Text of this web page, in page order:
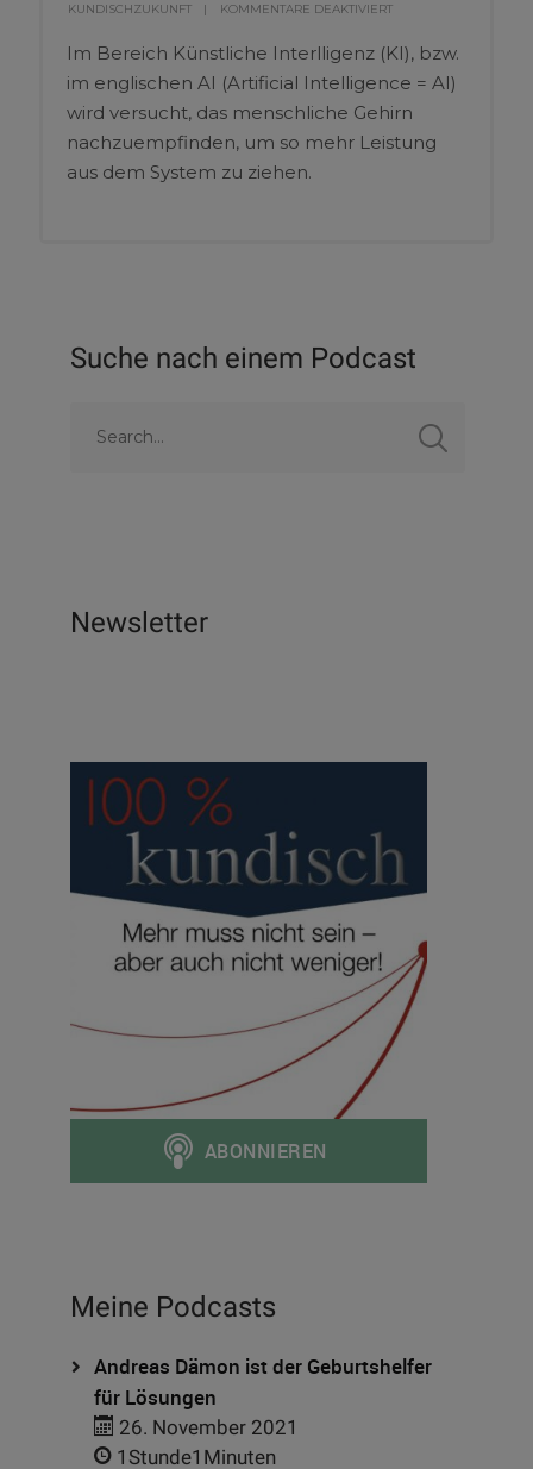
KUNDISCHZUKUNFT
KOMMENTARE DEAKTIVIERT
Im Bereich Künstliche Interlligenz (KI), bzw.
im englischen AI (Artificial Intelligence = AI)
wird versucht, das menschliche Gehirn
nachzuempfinden, um so mehr Leistung
aus dem System zu ziehen.
Suche nach einem Podcast
Newsletter
Meine Podcasts
Andreas Dämon ist der Geburtshelfer
für Lösungen
26. November 2021
1Stunde1Minuten